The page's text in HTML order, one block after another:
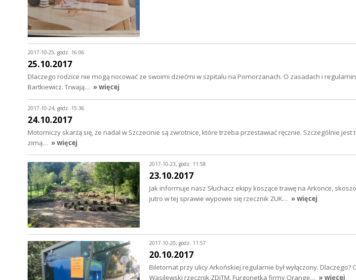
2017-10-25, godz. 16:06
25.10.2017
Dlaczego rodzice nie mogą nocować ze swoimi dziećmi w szpitalu na Pomorzanach. O zasadach i
Bartkiewicz. Trwają… » więcej
2017-10-24, godz. 15:36
24.10.2017
Motorniczy skarżą się, że nadal w Szczecinie są zwrotnice, które trzeba przestawiać ręcznie. Szczególnie jest
zimą… » więcej
2017-10-23, godz. 11:58
23.10.2017
Jak informuje nasz Słuchacz ekipy koszące trawę na Arkonce,
jutro w tej sprawie wypowie się rzecznik ZUK… » więcej
2017-10-20, godz. 11:57
20.10.2017
Biletomat przy ulicy Arkońskiej regularnie był wyłączony. Dlaczego?
Wasilewski rzecznik ZDiTM. Furgonetka firmy Orange… » więcej